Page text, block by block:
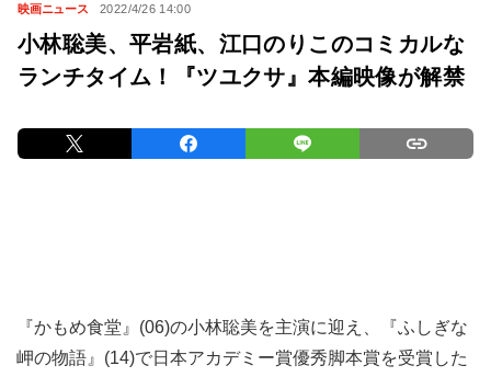
映画ニュース 2022/4/26 14:00
小林聡美、平岩紙、江口のりこのコミカルな
ランチタイム！『ツユクサ』本編映像が解禁
『かもめ食堂』(06)の小林聡美を主演に迎え、『ふしぎな
岬の物語』(14)で日本アカデミー賞優秀脚本賞を受賞した